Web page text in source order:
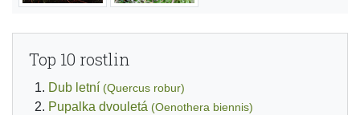
Top 10 rostlin
Dub letní (Quercus robur)
Pupalka dvouletá (Oenothera biennis)